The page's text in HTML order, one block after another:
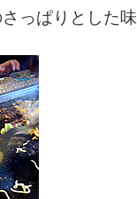
っぱりとした